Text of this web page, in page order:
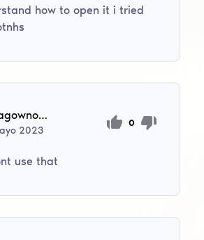
how to open it i tried
kubagowno200
2023
0
use that